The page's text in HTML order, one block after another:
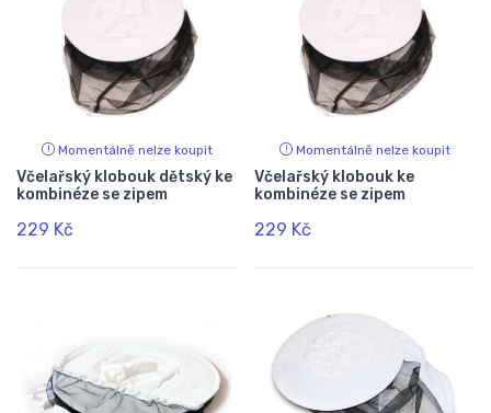
Momentálně nelze koupit
Včelařský klobouk dětský ke
kombinéze se zipem
229 Kč
Momentálně nelze koupit
Včelařský klobouk ke
kombinéze se zipem
229 Kč